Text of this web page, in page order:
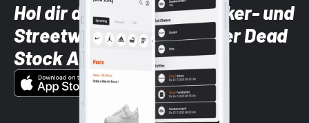
Hol dir die neuesten Sneaker- und
Streetwear-Brands mit der Dead
Stock App